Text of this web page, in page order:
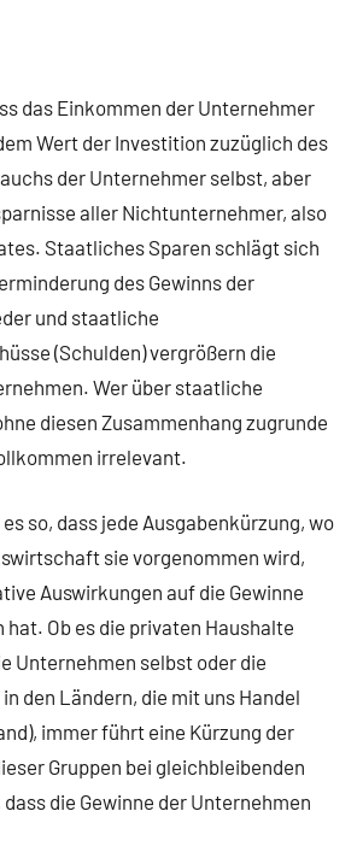
das Einkommen der Unternehmer
Wert der Investition zuzüglich des
der Unternehmer selbst, aber
aller Nichtunternehmer, also
Staatliches Sparen schlägt sich
des Gewinns der
und staatliche
(Schulden) vergrößern die
Wer über staatliche
diesen Zusammenhang zugrunde
irrelevant.
so, dass jede Ausgabenkürzung, wo
sie vorgenommen wird,
Auswirkungen auf die Gewinne
hat. Ob es die privaten Haushalte
Unternehmen selbst oder die
den Ländern, die mit uns Handel
immer führt eine Kürzung der
Gruppen bei gleichbleibenden
die Gewinne der Unternehmen